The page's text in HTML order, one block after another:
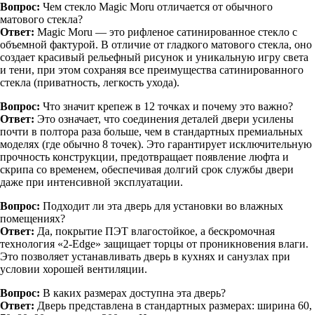
Вопрос: Чем стекло Magic Moru отличается от обычного
матового стекла?
Ответ: Magic Moru — это рифленое сатинированное стекло с
объемной фактурой. В отличие от гладкого матового стекла, оно
создает красивый рельефный рисунок и уникальную игру света
и тени, при этом сохраняя все преимущества сатинированного
стекла (приватность, легкость ухода).
Вопрос: Что значит крепеж в 12 точках и почему это важно?
Ответ: Это означает, что соединения деталей двери усилены
почти в полтора раза больше, чем в стандартных премиальных
моделях (где обычно 8 точек). Это гарантирует исключительную
прочность конструкции, предотвращает появление люфта и
скрипа со временем, обеспечивая долгий срок службы двери
даже при интенсивной эксплуатации.
Вопрос: Подходит ли эта дверь для установки во влажных
помещениях?
Ответ: Да, покрытие ПЭТ влагостойкое, а бескромочная
технология «2-Edge» защищает торцы от проникновения влаги.
Это позволяет устанавливать дверь в кухнях и санузлах при
условии хорошей вентиляции.
Вопрос: В каких размерах доступна эта дверь?
Ответ: Дверь представлена в стандартных размерах: ширина 60,